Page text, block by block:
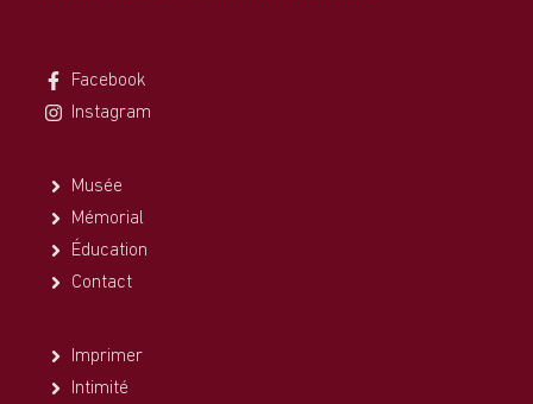
Facebook
Instagram
Musée
Mémorial
Éducation
Contact
Imprimer
Intimité